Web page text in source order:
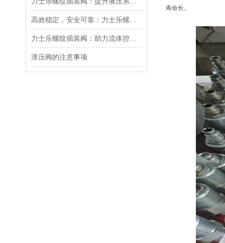
泄压阀的注意事项
寿命长。